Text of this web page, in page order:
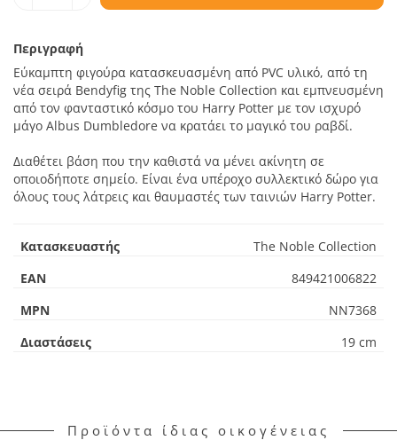
Περιγραφή
Εύκαμπτη φιγούρα κατασκευασμένη από PVC υλικό, από τη
νέα σειρά Bendyfig της The Noble Collection και εμπνευσμένη
από τον φανταστικό κόσμο του Harry Potter με τον ισχυρό
μάγο Albus Dumbledore να κρατάει το μαγικό του ραβδί.
Διαθέτει βάση που την καθιστά να μένει ακίνητη σε
οποιοδήποτε σημείο. Είναι ένα υπέροχο συλλεκτικό δώρο για
όλους τους λάτρεις και θαυμαστές των ταινιών Harry Potter.
Κατασκευαστής
The Noble Collection
EAN
849421006822
MPN
NN7368
Διαστάσεις
19 cm
Προϊόντα ίδιας οικογένειας